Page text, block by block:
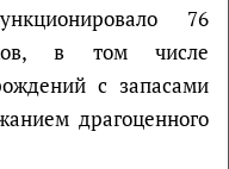
76
в том числе
с запасами
драгоценного